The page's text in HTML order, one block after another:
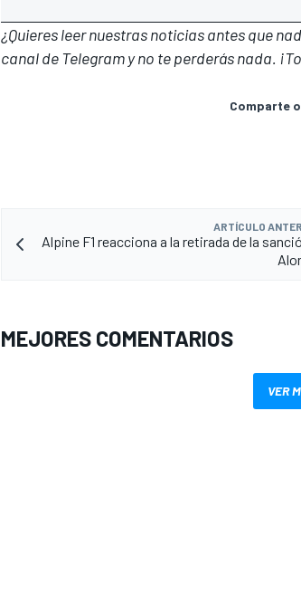
¿Quieres leer nuestras noticias antes que
canal de Telegramy no te perderás nada.
Comparte
ARTÍCULO
Alpine F1 reacciona a la retirada de la
MEJORES COMENTARIOS
VER